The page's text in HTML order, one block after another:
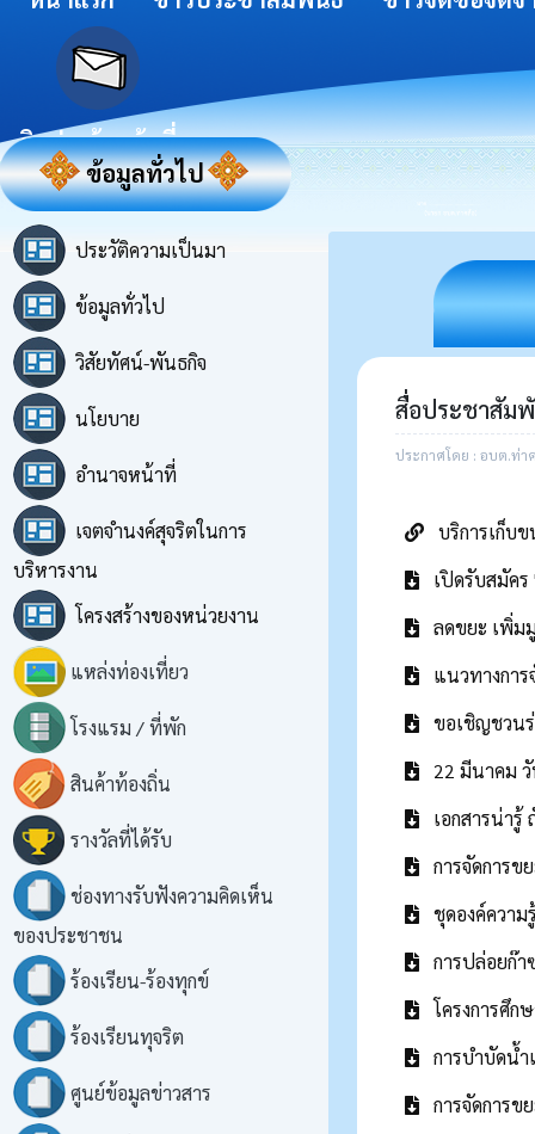
ติดต่อเจ้าหน้าที่
ข้อมูลทั่วไป
ประวัติความเป็นมา
ข้อมูลทั่วไป
วิสัยทัศน์-พันธกิจ
นโยบาย
อำนาจหน้าที่
เจตจำนงค์สุจริตในการ
บริหารงาน
โครงสร้างของหน่วยงาน
แหล่งท่องเที่ยว
โรงแรม / ที่พัก
สินค้าท้องถิ่น
รางวัลที่ได้รับ
ช่องทางรับฟังความคิดเห็น
ของประชาชน
ร้องเรียน-ร้องทุกข์
ร้องเรียนทุจริต
ศูนย์ข้อมูลข่าวสาร
สื่อประชาสัม
ประกาศโดย : อบต.ท่า
บริการเก็บ
เปิดรับสมัค
ลดขยะ เพิ่ม
แนวทางการ
ขอเชิญชวน
22 มีนาคม
เอกสารน่ารู้
การจัดการข
ชุดองค์ควา
การปล่อยก๊า
โครงการศึ
การบำบัดน้
การจัดการข